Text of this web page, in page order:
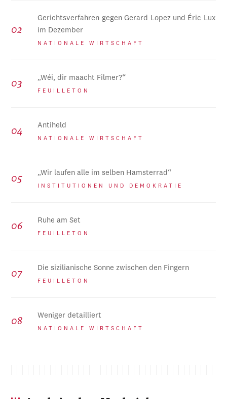
Gerichtsverfahren gegen Gerard Lopez und Éric Lux
im Dezember
NATIONALE WIRTSCHAFT
„Wéi, dir maacht Filmer?“
FEUILLETON
Antiheld
NATIONALE WIRTSCHAFT
„Wir laufen alle im selben Hamsterrad“
INSTITUTIONEN UND DEMOKRATIE
Ruhe am Set
FEUILLETON
Die sizilianische Sonne zwischen den Fingern
FEUILLETON
Weniger detailliert
NATIONALE WIRTSCHAFT